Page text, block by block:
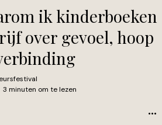
ik kinderboeken
over gevoel, hoop
3 minuten om te lezen